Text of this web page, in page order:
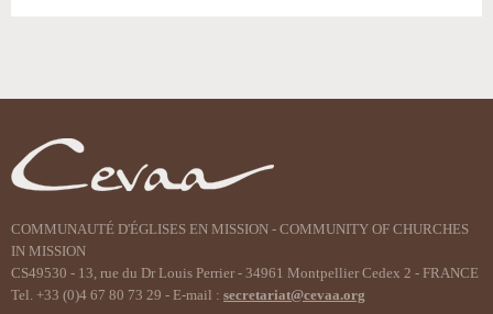
document
COMMUNAUTÉ D'ÉGLISES EN MISSION - COMMUNITY OF CHURCHES
IN MISSION
CS49530 - 13, rue du Dr Louis Perrier - 34961 Montpellier Cedex 2 - FRANCE
Tel. +33 (0)4 67 80 73 29 - E-mail : secretariat@cevaa.org